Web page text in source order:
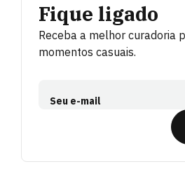
Fique ligado
Receba a melhor curadoria
momentos casuais.
Seu e-mail